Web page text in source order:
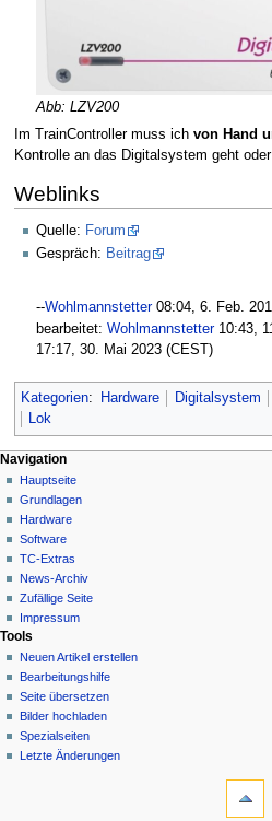
Abb: LZV200
Im TrainController muss ich von Hand
Kontrolle an das Digitalsystem geht
Weblinks
Quelle: Forum
Gespräch: Beitrag
--Wohlmannstetter08:04, 6. Feb.
bearbeitet: Wohlmannstetter10:43,
17:17, 30. Mai 2023 (CEST)
Kategorien: Hardware Digitalsystem
Lok
N
a
v
g
a
i
o
n
s
m
e
Seitenaktionen
Seite
Diskussion
Lesen
Quelltext
anzeigen
Versionsgeschichte
Meine Werkzeuge
Deutsch
Anmelden
Navigation
Hauptseite
Grundlagen
Hardware
Software
TC-Extras
News-Archiv
Zufällige Seite
Impressum
Tools
Neuen Artikel erstellen
Bearbeitungshilfe
Seite übersetzen
Bilder hochladen
Spezialseiten
Letzte Änderungen